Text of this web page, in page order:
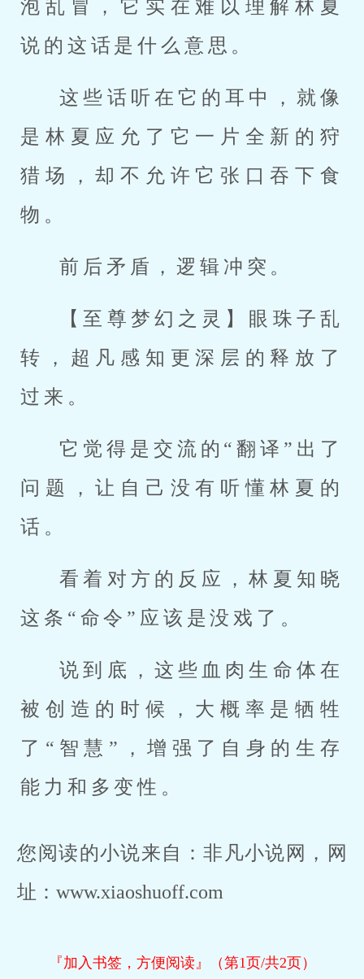
泡乱冒，它实在难以理解林夏
说的这话是什么意思。
这些话听在它的耳中，就像
是林夏应允了它一片全新的狩
猎场，却不允许它张口吞下食
物。
前后矛盾，逻辑冲突。
【至尊梦幻之灵】眼珠子乱
转，超凡感知更深层的释放了
过来。
它觉得是交流的“翻译”出了
问题，让自己没有听懂林夏的
话。
看着对方的反应，林夏知晓
这条“命令”应该是没戏了。
说到底，这些血肉生命体在
被创造的时候，大概率是牺牲
了“智慧”，增强了自身的生存
能力和多变性。
您阅读的小说来自：非凡小说网，网
址：www.xiaoshuoff.com
『加入书签，方便阅读』（第1页/共2页）